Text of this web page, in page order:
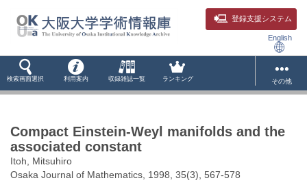
登録支援システム
English
検索画面選択 利用案内 収録雑誌一覧 ランキング その他
Compact Einstein-Weyl manifolds and the
associated constant
Itoh, Mitsuhiro
Osaka Journal of Mathematics, 1998, 35(3), 567-578